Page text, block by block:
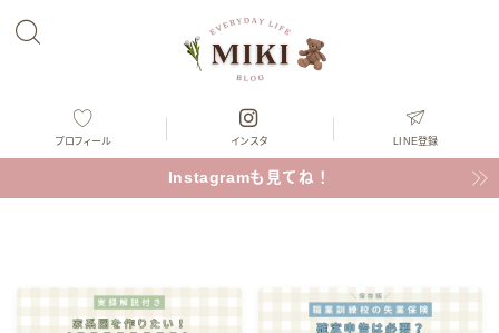
プロフィール インスタ LINE登録
Instagramも見てね！